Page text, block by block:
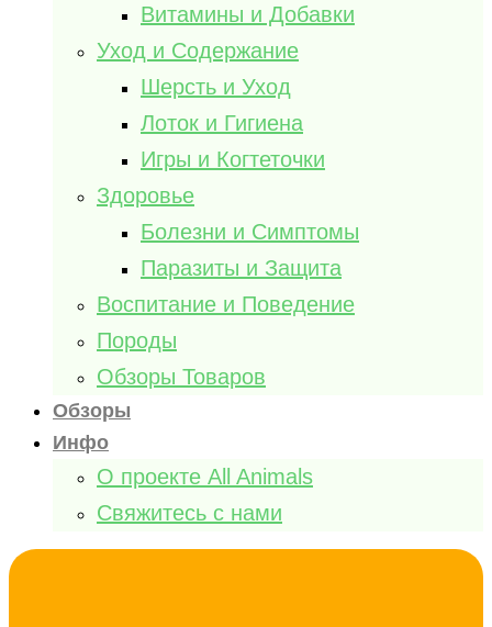
Витамины и Добавки
Уход и Содержание
Шерсть и Уход
Лоток и Гигиена
Игры и Когтеточки
Здоровье
Болезни и Симптомы
Паразиты и Защита
Воспитание и Поведение
Породы
Обзоры Товаров
Обзоры
Инфо
О проекте All Animals
Свяжитесь с нами